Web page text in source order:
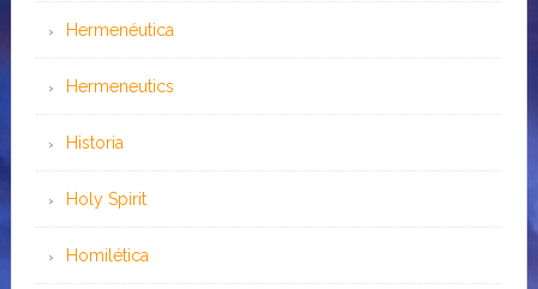
Hermenéutica
Hermeneutics
Historia
Holy Spirit
Homilética